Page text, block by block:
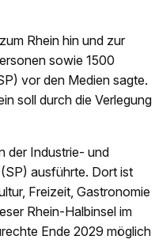
Rhein hin und zur
sowie 1500
vor den Medien sagte.
soll durch die Verlegung
der Industrie- und
ausführte. Dort ist
Freizeit, Gastronomie
Rhein-Halbinsel im
Ende 2029 möglich